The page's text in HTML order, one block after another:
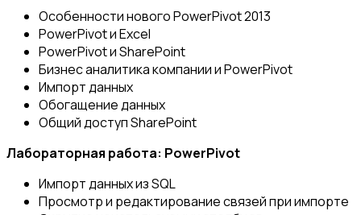
Особенности нового PowerPivot 2013
PowerPivot и Excel
PowerPivot и SharePoint
Бизнес аналитика компании и PowerPivot
Импорт данных
Обогащение данных
Общий доступ SharePoint
Лабораторная работа: PowerPivot
Импорт данных из SQL
Просмотр и редактирование связей при импорте